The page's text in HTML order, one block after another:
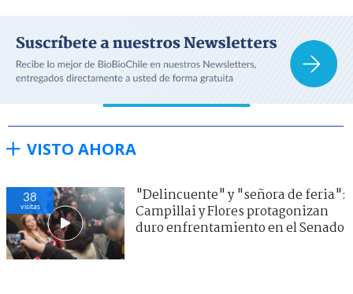
VISTO AHORA
38
visitas
"Delincuente" y "señora de feria":
Campillai y Flores protagonizan
duro enfrentamiento en el Senado